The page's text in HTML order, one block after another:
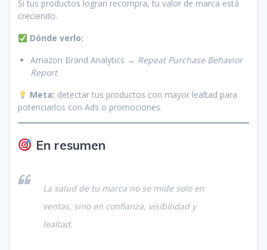
Si tus productos logran recompra, tu valor de marca está
creciendo.
Dónde verlo:
Amazon Brand Analytics → Repeat Purchase Behavior
Report.
Meta: detectar tus productos con mayor lealtad para
potenciarlos con Ads o promociones.
En resumen
La salud de tu marca no se mide solo en
ventas, sino en confianza, visibilidad y
lealtad.